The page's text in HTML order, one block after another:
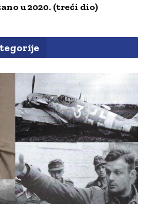
u 2020. (treći dio)